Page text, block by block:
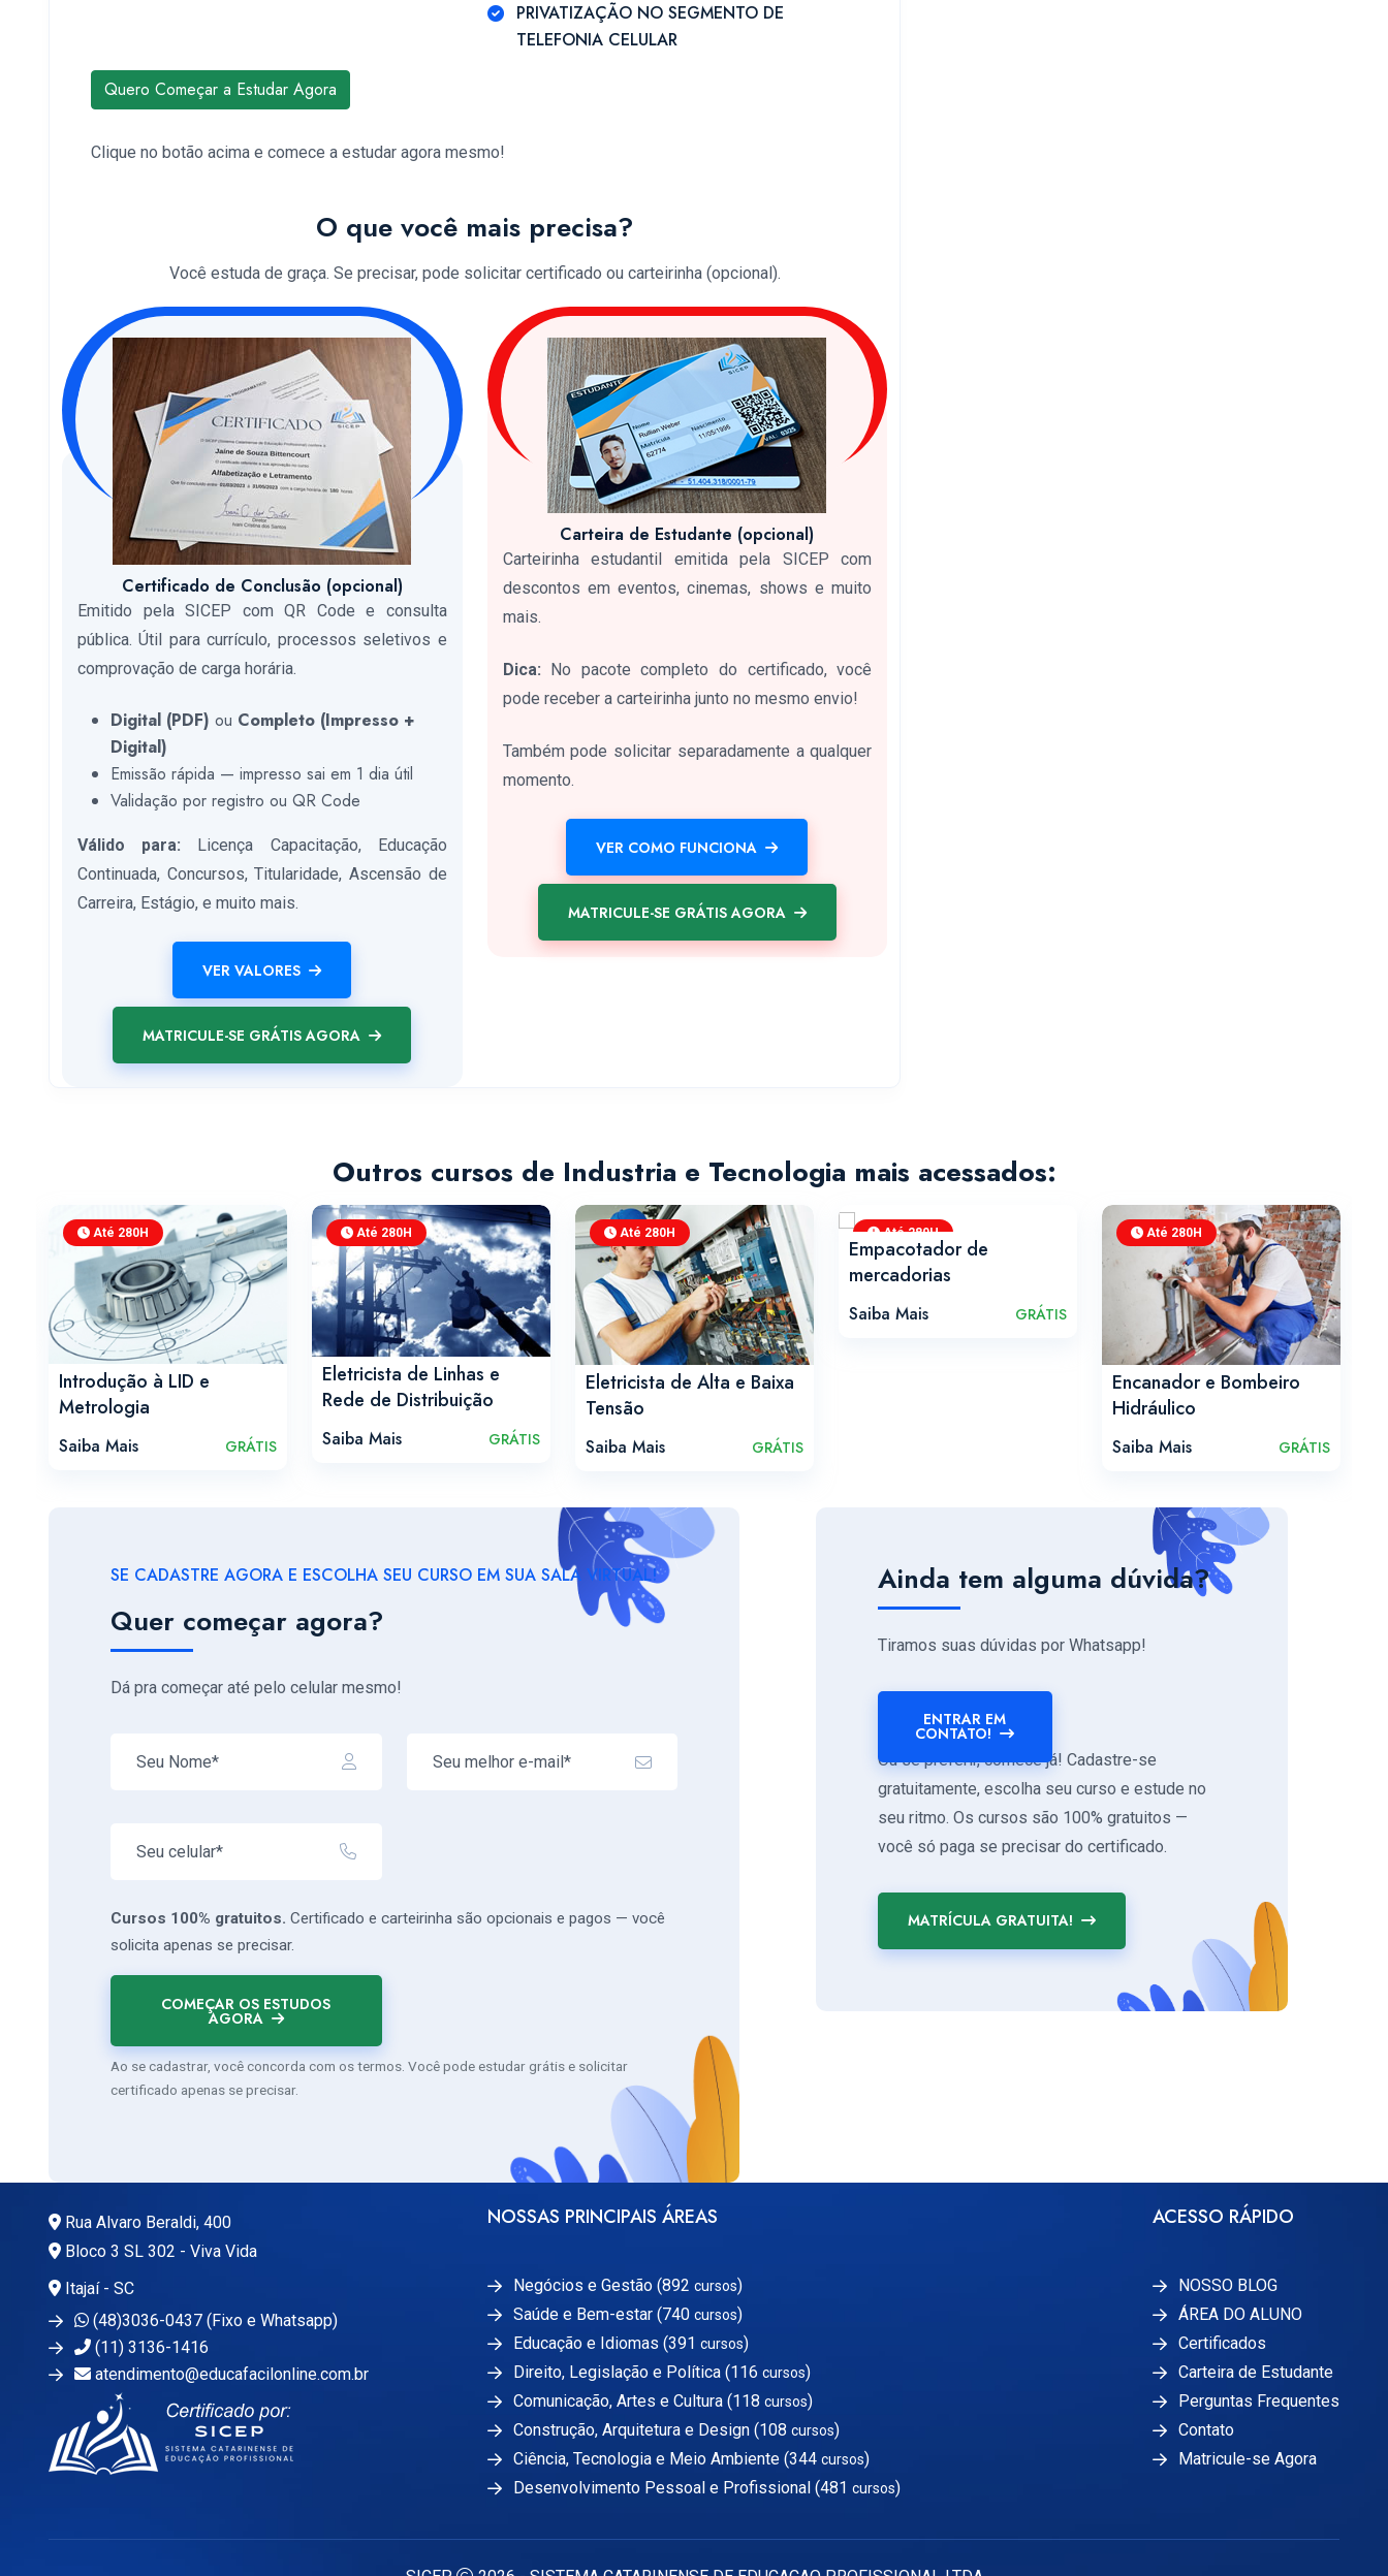
PRIVATIZAÇÃO NO SEGMENTO DE
TELEFONIA CELULAR
Quero Começar a Estudar Agora
Clique no botão acima e comece a estudar agora mesmo!
O que você mais precisa?
Você estuda de graça. Se precisar, pode solicitar certificado ou carteirinha (opcional).
Certificado de Conclusão (opcional)
Emitido pela SICEP com QR Code e consulta
pública. Útil para currículo, processos seletivos e
comprovação de carga horária.
Digital (PDF) ou Completo (Impresso +
Digital)
Emissão rápida — impresso sai em 1 dia útil
Validação por registro ou QR Code
Válido para: Licença Capacitação, Educação
Continuada, Concursos, Titularidade, Ascensão de
Carreira, Estágio, e muito mais.
VER VALORES
MATRICULE-SE GRÁTIS AGORA
Carteira de Estudante (opcional)
Carteirinha estudantil emitida pela SICEP com
descontos em eventos, cinemas, shows e muito
mais.
Dica: No pacote completo do certificado, você
pode receber a carteirinha junto no mesmo envio!
Também pode solicitar separadamente a qualquer
momento.
VER COMO FUNCIONA
MATRICULE-SE GRÁTIS AGORA
Outros cursos de Industria e Tecnologia mais acessados:
Até 280H
Introdução à LID e
Metrologia
Saiba Mais GRÁTIS
Até 280H
Eletricista de Linhas e
Rede de Distribuição
Saiba Mais GRÁTIS
Até 280H
Eletricista de Alta e Baixa
Tensão
Saiba Mais GRÁTIS
Até 280H
Empacotador de
mercadorias
Saiba Mais GRÁTIS
Até 280H
Encanador e Bombeiro
Hidráulico
Saiba Mais GRÁTIS
SE CADASTRE AGORA E ESCOLHA SEU CURSO EM SUA SALA VIRTUAL!
Quer começar agora?
Dá pra começar até pelo celular mesmo!
Cursos 100% gratuitos. Certificado e carteirinha são opcionais e pagos — você
solicita apenas se precisar.
COMEÇAR OS ESTUDOS
AGORA
Ao se cadastrar, você concorda com os termos. Você pode estudar grátis e solicitar
certificado apenas se precisar.
Ainda tem alguma dúvida?
Tiramos suas dúvidas por Whatsapp!
ENTRAR EM
CONTATO!
Ou se preferir, comece já! Cadastre-se
gratuitamente, escolha seu curso e estude no
seu ritmo. Os cursos são 100% gratuitos —
você só paga se precisar do certificado.
MATRÍCULA GRATUITA!
Rua Alvaro Beraldi, 400
Bloco 3 SL 302 - Viva Vida
Itajaí - SC
(48)3036-0437 (Fixo e Whatsapp)
(11) 3136-1416
atendimento@educafacilonline.com.br
NOSSAS PRINCIPAIS ÁREAS
Negócios e Gestão (892 cursos)
Saúde e Bem-estar (740 cursos)
Educação e Idiomas (391 cursos)
Direito, Legislação e Política (116 cursos)
Comunicação, Artes e Cultura (118 cursos)
Construção, Arquitetura e Design (108 cursos)
Ciência, Tecnologia e Meio Ambiente (344 cursos)
Desenvolvimento Pessoal e Profissional (481 cursos)
ACESSO RÁPIDO
NOSSO BLOG
ÁREA DO ALUNO
Certificados
Carteira de Estudante
Perguntas Frequentes
Contato
Matricule-se Agora